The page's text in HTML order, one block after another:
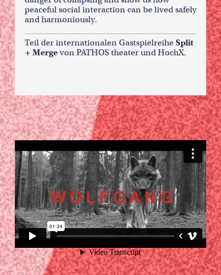
peaceful social interaction can be lived safely
and harmoniously.
Teil der internationalen Gastspielreihe Split
+ Mergevon PATHOS theater und HochX.